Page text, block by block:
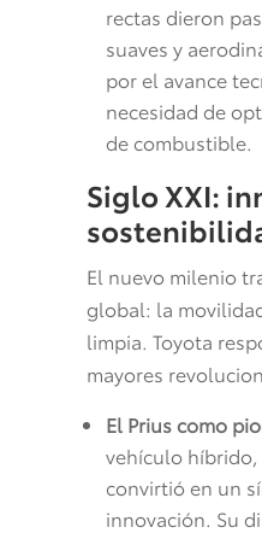
rectas dieron
suaves y
por el avance
necesidad de
de combustible.
Siglo XXI:
El nuevo milenio
global: la
limpia. Toyota
mayores
El Prius como
vehículo híbrido,
convirtió en un
innovación. Su